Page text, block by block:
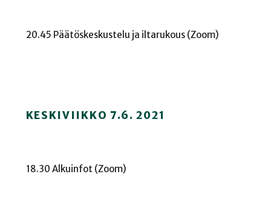
20.45 Päätöskeskustelu ja iltarukous (Zoom)
KESKIVIIKKO 7.6. 2021
18.30 Alkuinfot (Zoom)